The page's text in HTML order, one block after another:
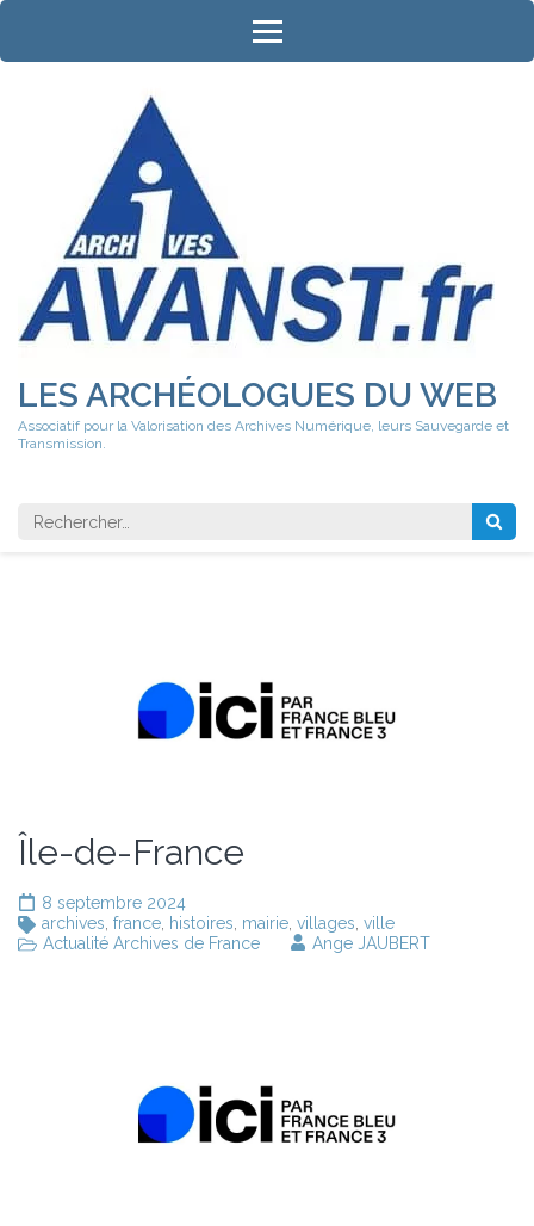
Aller
contenu
LES ARCHÉOLOGUES DU WEB
Associatif pour la Valorisation des Archives Numérique, leurs Sauvegarde et
Transmission.
Rechercher
Île-de-France
8 septembre 2024
archives france histoires mairie villages ville
Actualité Archives de France
Ange JAUBERT